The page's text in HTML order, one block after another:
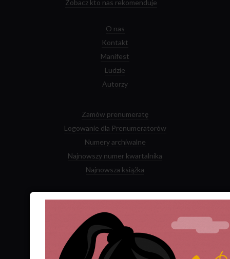
Zobacz kto nas rekomenduje
O nas
Kontakt
Manifest
Ludzie
Autorzy
Zamów prenumeratę
Logowanie dla Prenumeratorów
Numery archiwalne
Najnowszy numer kwartalnika
Najnowsza książka
Facebook
Twitter
YouTube